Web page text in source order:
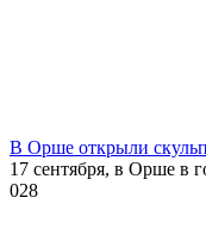
В Орше открыли
17 сентября, в Орше в
028